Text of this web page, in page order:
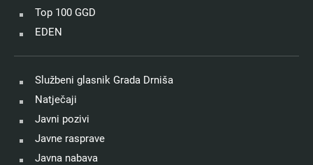
Top 100 GGD
EDEN
Službeni glasnik Grada Drniša
Natječaji
Javni pozivi
Javne rasprave
Javna nabava